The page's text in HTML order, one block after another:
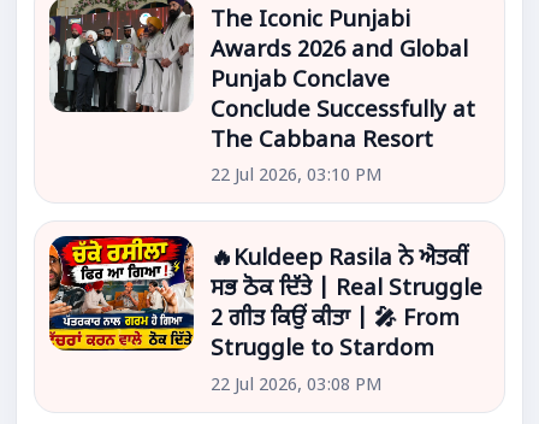
The Iconic Punjabi
Awards 2026 and Global
Punjab Conclave
Conclude Successfully at
The Cabbana Resort
22 Jul 2026, 03:10 PM
🔥Kuldeep Rasila ਨੇ ਐਤਕੀਂ
ਸਭ ਠੋਕ ਦਿੱਤੇ | Real Struggle
2 ਗੀਤ ਕਿਉਂ ਕੀਤਾ | 🎤 From
Struggle to Stardom
22 Jul 2026, 03:08 PM